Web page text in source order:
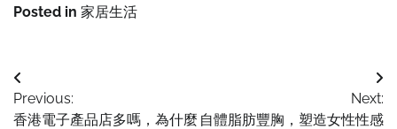
Posted in 家居生活
Post
navigation
Previous:
香港電子產品店多嗎，為什麼
Next:
自體脂肪豐胸，塑造女性性感